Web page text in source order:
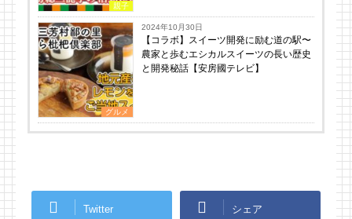
親子
グルメ
2024年10月30日
【コラボ】スイーツ開発に励む道の駅〜
農家と歩むエシカルスイーツの長い歴史
と開発秘話【安房國テレビ】
Twitter シェア